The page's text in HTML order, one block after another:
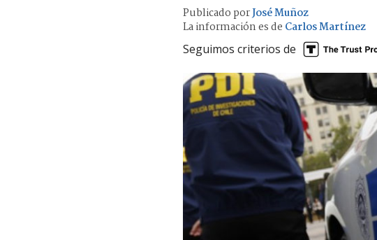
Publicado porJosé Muñoz
La información es de Carlos Martínez
Seguimos criterios de